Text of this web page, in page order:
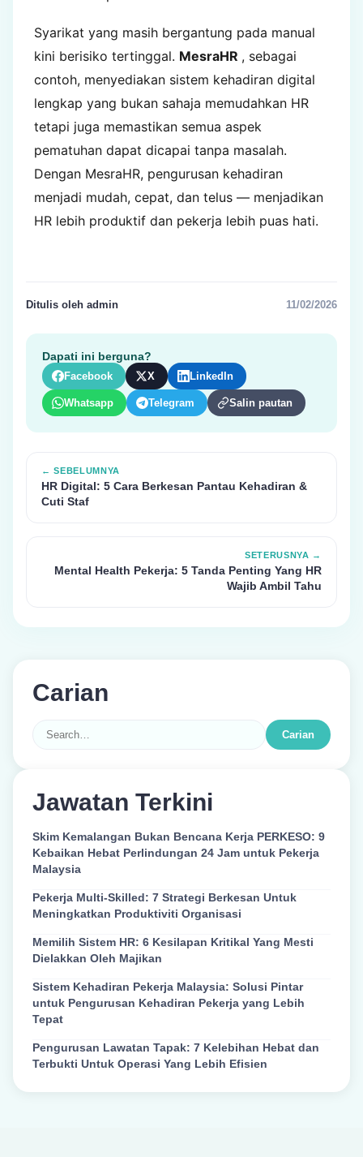
Syarikat yang masih bergantung pada manual
kini berisiko tertinggal. MesraHR , sebagai
contoh, menyediakan sistem kehadiran digital
lengkap yang bukan sahaja memudahkan HR
tetapi juga memastikan semua aspek
pematuhan dapat dicapai tanpa masalah.
Dengan MesraHR, pengurusan kehadiran
menjadi mudah, cepat, dan telus — menjadikan
HR lebih produktif dan pekerja lebih puas hati.
Ditulis oleh admin 11/02/2026
Dapati ini berguna?
Facebook X LinkedIn
Whatsapp Telegram Salin pautan
← SEBELUMNYA
HR Digital: 5 Cara Berkesan Pantau Kehadiran &
Cuti Staf
SETERUSNYA →
Mental Health Pekerja: 5 Tanda Penting Yang HR
Wajib Ambil Tahu
Carian
Carian
Jawatan Terkini
Skim Kemalangan Bukan Bencana Kerja PERKESO: 9
Kebaikan Hebat Perlindungan 24 Jam untuk Pekerja
Malaysia
Pekerja Multi-Skilled: 7 Strategi Berkesan Untuk
Meningkatkan Produktiviti Organisasi
Memilih Sistem HR: 6 Kesilapan Kritikal Yang Mesti
Dielakkan Oleh Majikan
Sistem Kehadiran Pekerja Malaysia: Solusi Pintar
untuk Pengurusan Kehadiran Pekerja yang Lebih
Tepat
Pengurusan Lawatan Tapak: 7 Kelebihan Hebat dan
Terbukti Untuk Operasi Yang Lebih Efisien